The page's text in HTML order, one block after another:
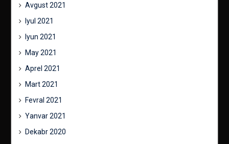
Avgust 2021
Iyul 2021
Iyun 2021
May 2021
Aprel 2021
Mart 2021
Fevral 2021
Yanvar 2021
Dekabr 2020